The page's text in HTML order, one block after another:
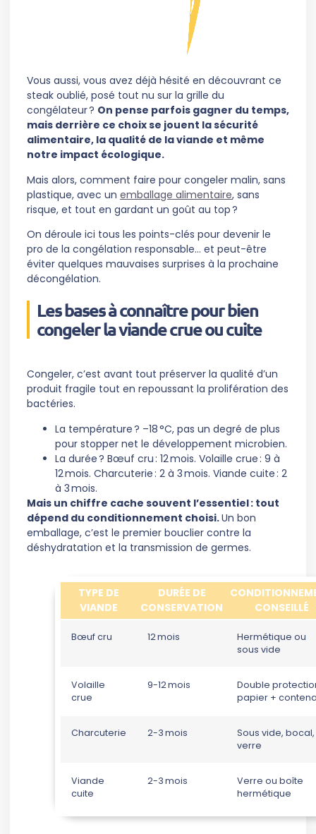
Vous aussi, vous avez déjà hésité en découvrant ce
steak oublié, posé tout nu sur la grille du
congélateur ? On pense parfois gagner du temps,
mais derrière ce choix se jouent la sécurité
alimentaire, la qualité de la viande et même
notre impact écologique.
Mais alors, comment faire pour congeler malin, sans
plastique, avec un emballage alimentaire, sans
risque, et tout en gardant un goût au top ?
On déroule ici tous les points-clés pour devenir le
pro de la congélation responsable… et peut-être
éviter quelques mauvaises surprises à la prochaine
décongélation.
Les bases à connaître pour bien
congeler la viande crue ou cuite
Congeler, c’est avant tout préserver la qualité d’un
produit fragile tout en repoussant la prolifération des
bactéries.
La température ? –18 °C, pas un degré de plus
pour stopper net le développement microbien.
La durée ? Bœuf cru : 12 mois. Volaille crue : 9 à
12 mois. Charcuterie : 2 à 3 mois. Viande cuite : 2
à 3 mois.
Mais un chiffre cache souvent l’essentiel : tout
dépend du conditionnement choisi.Un bon
emballage, c’est le premier bouclier contre la
déshydratation et la transmission de germes.
TYPE DE
VIANDE
DURÉE DE
CONSERVATION
CONSEILLÉ
Bœuf cru 12 mois
Hermétique ou
sous vide
Volaille
crue
9-12 mois
Double
papier +
Charcuterie 2-3 mois
Sous vide, bocal,
verre
Viande
cuite
2-3 mois
Verre ou boîte
hermétique